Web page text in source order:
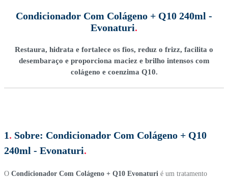
Condicionador Com Colágeno + Q10 240ml -
Evonaturi.
Restaura, hidrata e fortalece os fios, reduz o frizz, facilita o
desembaraço e proporciona maciez e brilho intensos com
colágeno e coenzima Q10.
1. Sobre: Condicionador Com Colágeno + Q10
240ml - Evonaturi.
O Condicionador Com Colágeno + Q10 Evonaturi é um tratamento